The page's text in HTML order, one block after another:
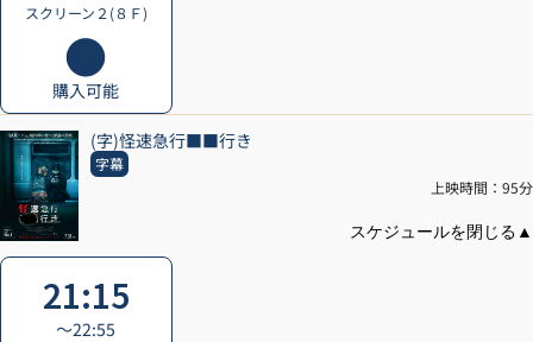
スクリーン２(８Ｆ)
購入可能
(字)怪速急行■■行き
字幕
上映時間：95分
21:15
〜22:55